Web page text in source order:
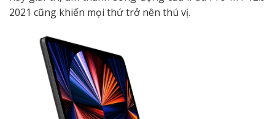
2021 cũng khiến mọi thứ trở nên thú vị.